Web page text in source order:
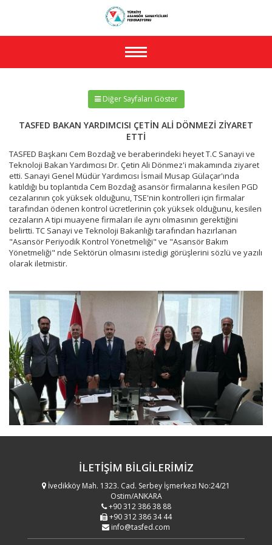
Toggle
Diğer Sayfaları Göster
TASFED BAKAN YARDIMCISI ÇETİN ALİ DÖNMEZİ ZİYARET
ETTİ
TASFED Başkanı Cem Bozdağ ve beraberindeki heyet T.C Sanayi ve
Teknoloji Bakan Yardımcısı Dr. Çetin Ali Dönmez'i makamında ziyaret
etti. Sanayi Genel Müdür Yardımcısı İsmail Musap Gülaçar'ında
katıldığı bu toplantıda Cem Bozdağ asansör firmalarına kesilen PGD
cezalarının çok yüksek olduğunu, TSE'nin kontrolleri için firmalar
tarafından ödenen kontrol ücretlerinin çok yüksek olduğunu, kesilen
cezaların A tipi muayene firmaları ile aynı olmasının gerektiğini
belirtti. TC Sanayi ve Teknoloji Bakanlığı tarafından hazırlanan
"Asansör Periyodik Kontrol Yönetmeliği" ve "Asansör Bakım
Yönetmeliği" nde Sektörün olmasını istedigi görüşlerini sözlü ve yazılı
olarak iletmistir.
İLETİŞİM BİLGİLERİMİZ
İvedikköy Mah. 1323. Cad. Serbey İşmerkezi No:24/21
Ostim/ANKARA
+90 312 386 38 88
+90 312 386 34 44
info@tasfed.com